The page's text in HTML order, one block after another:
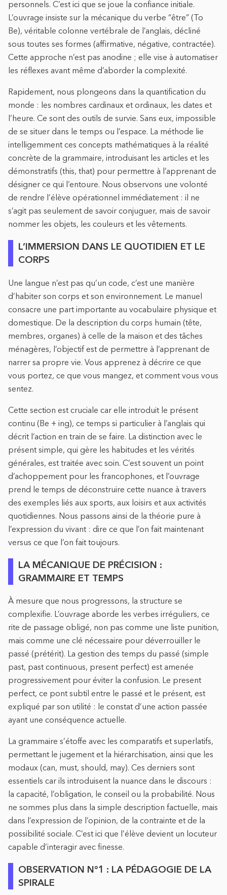
personnels. C’est ici que se joue la confiance initiale.
L’ouvrage insiste sur la mécanique du verbe “être” (To
Be), véritable colonne vertébrale de l’anglais, décliné
sous toutes ses formes (affirmative, négative, contractée).
Cette approche n’est pas anodine ; elle vise à automatiser
les réflexes avant même d’aborder la complexité.
Rapidement, nous plongeons dans la quantification du
monde : les nombres cardinaux et ordinaux, les dates et
l’heure. Ce sont des outils de survie. Sans eux, impossible
de se situer dans le temps ou l’espace. La méthode lie
intelligemment ces concepts mathématiques à la réalité
concrète de la grammaire, introduisant les articles et les
démonstratifs (this, that) pour permettre à l’apprenant de
désigner ce qui l’entoure. Nous observons une volonté
de rendre l’élève opérationnel immédiatement : il ne
s’agit pas seulement de savoir conjuguer, mais de savoir
nommer les objets, les couleurs et les vêtements.
L’IMMERSION DANS LE QUOTIDIEN ET LE
CORPS
Une langue n’est pas qu’un code, c’est une manière
d’habiter son corps et son environnement. Le manuel
consacre une part importante au vocabulaire physique et
domestique. De la description du corps humain (tête,
membres, organes) à celle de la maison et des tâches
ménagères, l’objectif est de permettre à l’apprenant de
narrer sa propre vie. Vous apprenez à décrire ce que
vous portez, ce que vous mangez, et comment vous vous
sentez.
Cette section est cruciale car elle introduit le présent
continu (Be + ing), ce temps si particulier à l’anglais qui
décrit l’action en train de se faire. La distinction avec le
présent simple, qui gère les habitudes et les vérités
générales, est traitée avec soin. C’est souvent un point
d’achoppement pour les francophones, et l’ouvrage
prend le temps de déconstruire cette nuance à travers
des exemples liés aux sports, aux loisirs et aux activités
quotidiennes. Nous passons ainsi de la théorie pure à
l’expression du vivant : dire ce que l’on fait maintenant
versus ce que l’on fait toujours.
LA MÉCANIQUE DE PRÉCISION :
GRAMMAIRE ET TEMPS
À mesure que nous progressons, la structure se
complexifie. L’ouvrage aborde les verbes irréguliers, ce
rite de passage obligé, non pas comme une liste punition,
mais comme une clé nécessaire pour déverrouiller le
passé (prétérit). La gestion des temps du passé (simple
past, past continuous, present perfect) est amenée
progressivement pour éviter la confusion. Le present
perfect, ce pont subtil entre le passé et le présent, est
expliqué par son utilité : le constat d’une action passée
ayant une conséquence actuelle.
La grammaire s’étoffe avec les comparatifs et superlatifs,
permettant le jugement et la hiérarchisation, ainsi que les
modaux (can, must, should, may). Ces derniers sont
essentiels car ils introduisent la nuance dans le discours :
la capacité, l’obligation, le conseil ou la probabilité. Nous
ne sommes plus dans la simple description factuelle, mais
dans l’expression de l’opinion, de la contrainte et de la
possibilité sociale. C’est ici que l’élève devient un locuteur
capable d’interagir avec finesse.
OBSERVATION N°1 : LA PÉDAGOGIE DE LA
SPIRALE